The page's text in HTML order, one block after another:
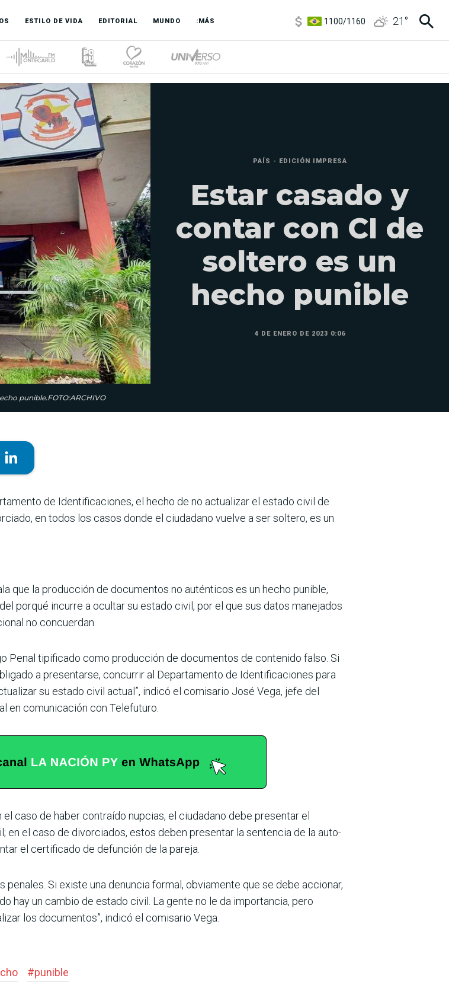
ESTILO DE VIDA EDITORIAL MUNDO :MÁS
3,8/4
21 °
punible.FOTO:ARCHIVO
PAÍS - EDICIÓN IMPRESA
Estar casado y
contar con CI de
soltero es un
hecho punible
4 DE ENERO DE 2023 0:06
de Identificacio­nes, el hecho de no actuali­zar el estado civil de
en todos los casos donde el ciu­dadano vuelve a ser soltero, es un
que la producción de documentos no auténticos es un hecho punible,
porqué incurre a ocul­tar su estado civil, por el que sus datos manejados
no concuerdan.
Penal tipificado como pro­ducción de documentos de contenido falso. Si
a presentarse, concurrir al Departamento de Identifi­caciones para
su estado civil actual”, indicó el comisario José Vega, jefe del
en comunicación con Telefuturo.
caso de haber contraído nupcias, el ciudadano debe presentar el
en el caso de divorciados, estos deben pre­sentar la sentencia de la auto­
el certificado de defunción de la pareja.
Si existe una denun­cia formal, obviamente que se debe accionar,
hay un cambio de estado civil. La gente no le da importancia, pero
los documentos”, indicó el comisario Vega.­
#punible